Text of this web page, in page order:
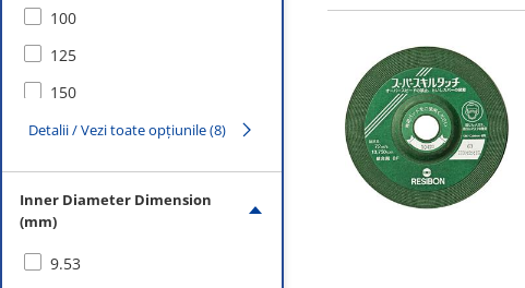
Polishing Materials for Grinders
100
125
150
180
205
Detalii / Vezi toate opțiunile (8)
Inner Diameter Dimension
(mm)
9.53